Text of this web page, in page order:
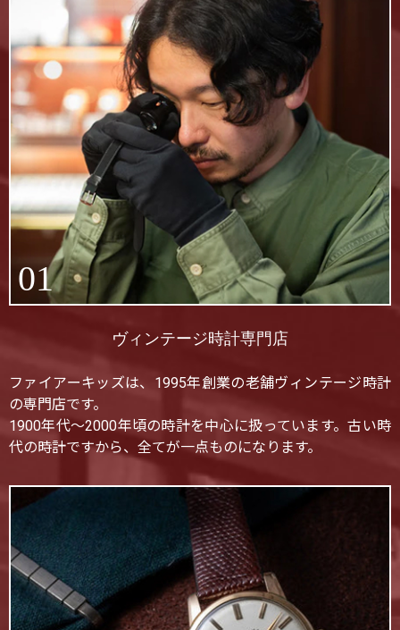
01
ヴィンテージ時計専門店
ファイアーキッズは、1995年創業の老舗ヴィンテージ時計
の専門店です。
1900年代〜2000年頃の時計を中心に扱っています。古い時
代の時計ですから、全てが一点ものになります。